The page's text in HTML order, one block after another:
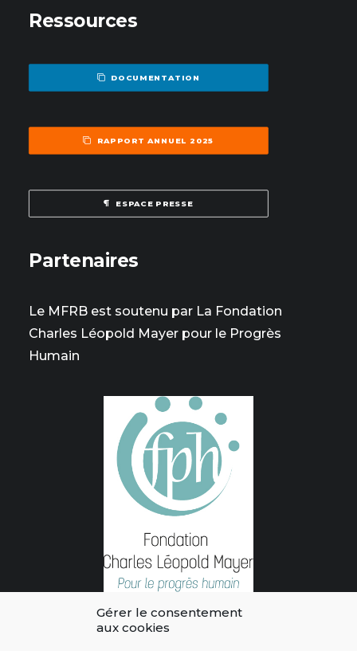
Gérer le consentement
aux cookies
Ressources
DOCUMENTATION
RAPPORT ANNUEL 2025
ESPACE PRESSE
Partenaires
Le MFRB est soutenu par La Fondation
Charles Léopold Mayer pour le Progrès
Humain